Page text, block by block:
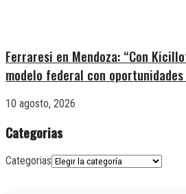
Ferraresi en Mendoza: “Con
modelo federal con
10 agosto, 2026
Categorias
Categorias